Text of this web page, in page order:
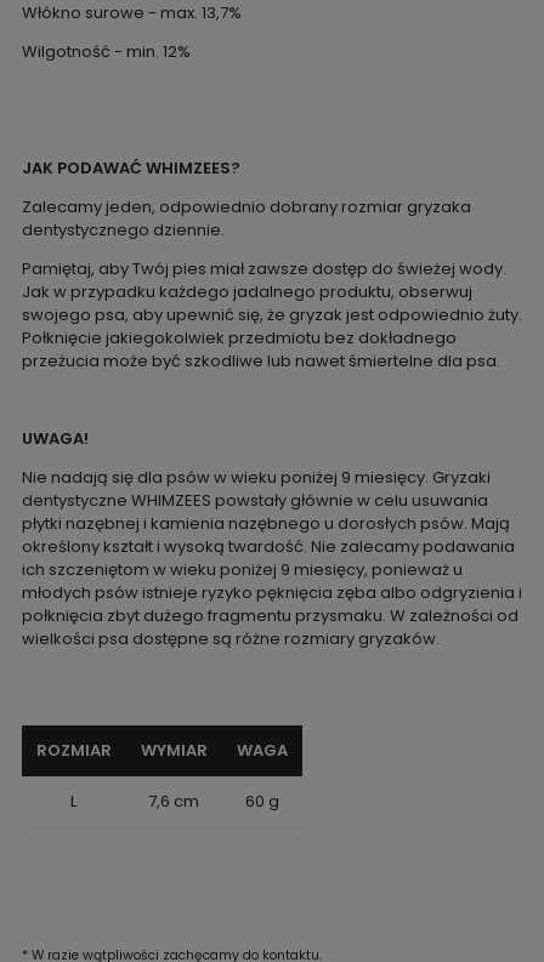
Włókno surowe - max. 13,7%
Wilgotność - min. 12%
JAK PODAWAĆ WHIMZEES?
Zalecamy jeden, odpowiednio dobrany rozmiar gryzaka
dentystycznego dziennie.
Pamiętaj, aby Twój pies miał zawsze dostęp do świeżej wody.
Jak w przypadku każdego jadalnego produktu, obserwuj
swojego psa, aby upewnić się, że gryzak jest odpowiednio żuty.
Połknięcie jakiegokolwiek przedmiotu bez dokładnego
przeżucia może być szkodliwe lub nawet śmiertelne dla psa.
UWAGA!
Nie nadają się dla psów w wieku poniżej 9 miesięcy. Gryzaki
dentystyczne WHIMZEES powstały głównie w celu usuwania
płytki nazębnej i kamienia nazębnego u dorosłych psów. Mają
określony kształt i wysoką twardość. Nie zalecamy podawania
ich szczeniętom w wieku poniżej 9 miesięcy, ponieważ u
młodych psów istnieje ryzyko pęknięcia zęba albo odgryzienia i
połknięcia zbyt dużego fragmentu przysmaku. W zależności od
wielkości psa dostępne są różne rozmiary gryzaków.
ROZMIAR WYMIAR WAGA
L 7,6 cm 60 g
* W razie wątpliwości zachęcamy do kontaktu.